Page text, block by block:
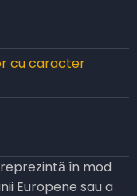
cu caracter
în mod
Europene sau a